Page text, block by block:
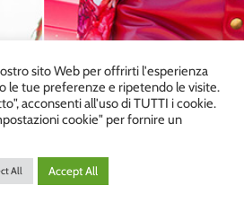
sito Web per offrirti l'esperienza
le tue preferenze e ripetendo le visite.
acconsenti all'uso di TUTTI i cookie.
cookie" per fornire un
All Accept All